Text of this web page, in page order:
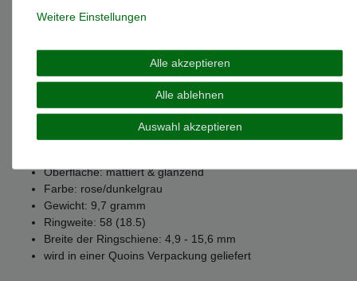
Weitere Details
Marke: Quoins
Artikelnummer: ZRM-01-RD
Modellname: By Q Exclusive
Oberfläche: mattiert & glänzend
Farbe: rose/dunkelgrau
Gewicht: 9,7 gramm
Ringweite: 58 (18.5)
Breite der Ringschiene: 4,9 - 15,6 mm
wird in einer Quoins Verpackung geliefert
Weitere Einstellungen
Alle akzeptieren
Alle ablehnen
Auswahl akzeptieren